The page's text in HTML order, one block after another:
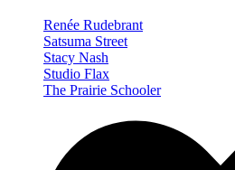
Renée Rudebrant
Satsuma Street
Stacy Nash
Studio Flax
The Prairie Schooler